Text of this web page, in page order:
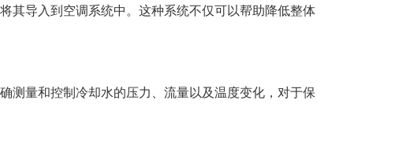
其导入到空调系统中。这种系统不仅可以帮助降低整体
测量和控制冷却水的压力、流量以及温度变化，对于保